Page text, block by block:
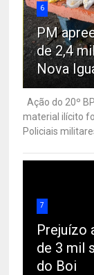
6
PM
de 2,4
Nova
Ação do 20º
material ilícito
Policiais
7
Prejuízo
de 3 mil
do Boi